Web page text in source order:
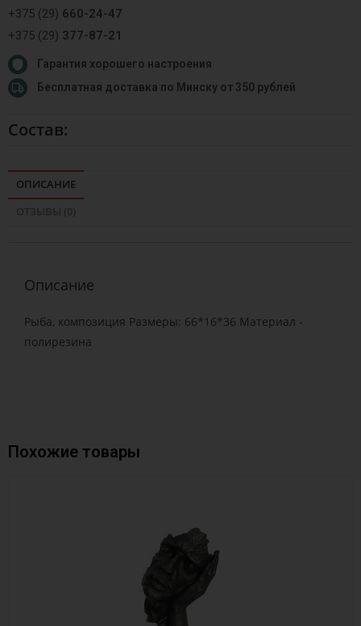
+375 (29) 660-24-47
+375 (29) 377-87-21
Гарантия хорошего настроения
Бесплатная доставка по Минску от 350 рублей
Состав:
ОПИСАНИЕ
Описание
Рыба, композиция Размеры: 66*16*36 Материал -
полирезина
Похожие товары